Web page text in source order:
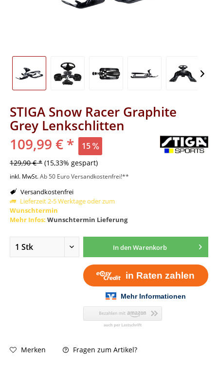
STIGA Snow Racer Graphite
Grey Lenkschlitten
109,99 € * 15
129,90 € * (15,33% gespart)
inkl. MwSt.Ab 50 Euro Versandkostenfrei!**
Versandkostenfrei
Lieferzeit 2-5 Werktage oder zum
Wunschtermin
Mehr Infos: Wunschtermin Lieferung
In denWarenkorb
Merken Fragen zum Artikel?